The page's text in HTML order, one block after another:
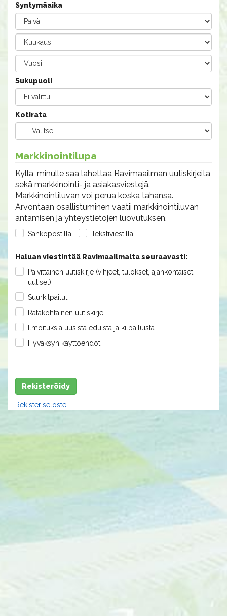
Syntymäaika
Sukupuoli
Kotirata
Markkinointilupa
Kyllä, minulle saa lähettää Ravimaailman uutiskirjeitä,
sekä markkinointi- ja asiakasviestejä.
Markkinointiluvan voi perua koska tahansa.
Arvontaan osallistuminen vaatii markkinointiluvan
antamisen ja yhteystietojen luovutuksen.
Sähköpostilla Tekstiviestillä
Haluan viestintää Ravimaailmalta seuraavasti:
Päivittäinen uutiskirje (vihjeet, tulokset, ajankohtaiset
uutiset)
Suurkilpailut
Ratakohtainen uutiskirje
Ilmoituksia uusista eduista ja kilpailuista
Hyväksyn käyttöehdot
Rekisteröidy
Rekisteriseloste